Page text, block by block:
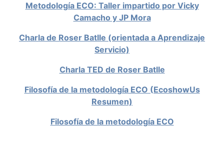
Metodología ECO: Taller impartido por Vicky
Camacho y JP Mora
Charla de Roser Batlle (orientada a Aprendizaje
Servicio)
Charla TED de Roser Batlle
Filosofía de la metodología ECO (EcoshowUs
Resumen)
Filosofía de la metodología ECO